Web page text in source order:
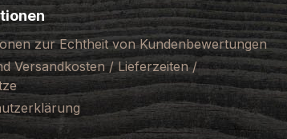
zur Echtheit von Kundenbewertungen
Versandkosten / Lieferzeiten /